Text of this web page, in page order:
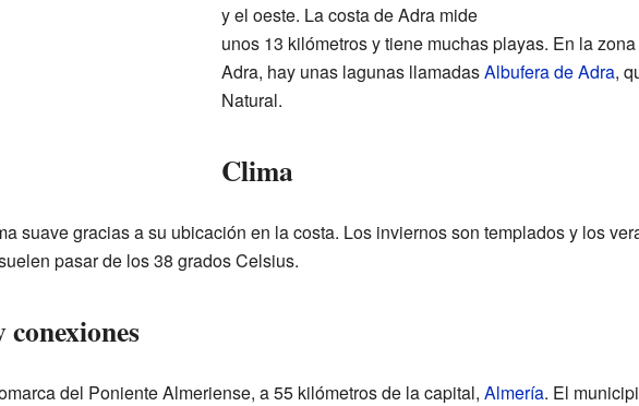
y el oeste. La costa de Adra mide
unos 13 kilómetros y tiene muchas playas. En la
Adra, hay unas lagunas llamadasAlbufera de Adra,
Natural.
Clima
suave gracias a su ubicación en la costa. Los inviernos son templados y los
pasar de los 38 grados Celsius.
del Poniente Almeriense, a 55 kilómetros de la capital, Almería. El